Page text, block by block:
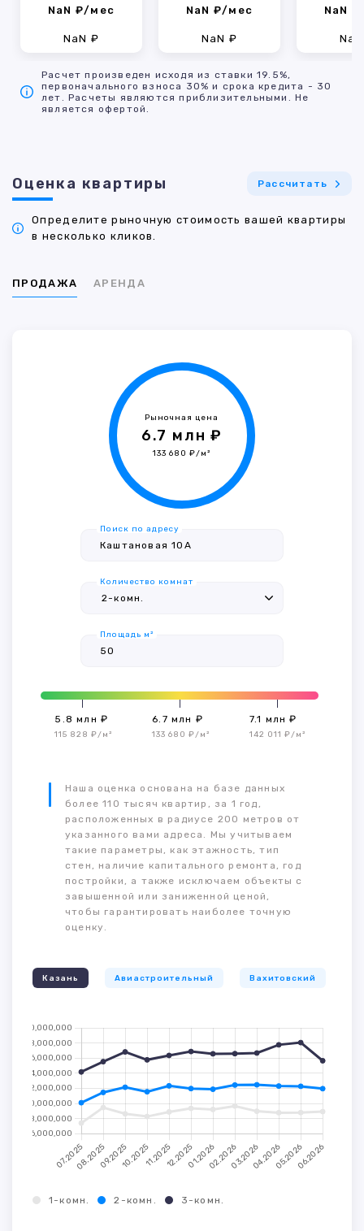
NaN ₽/мес
NaN ₽
NaN ₽/мес
NaN ₽
NaN
Расчет произведен исходя из ставки 19.5%,
первоначального взноса 30% и срока кредита - 30
лет. Расчеты являются приблизительными. Не
является офертой.
Оценка квартиры Рассчитать
Определите рыночную стоимость вашей квартиры
в несколько кликов.
ПРОДАЖА АРЕНДА
Рыночная цена
6.7 млн ₽
133 680 ₽/м²
Поиск по адресу
Количество комнат
Площадь м²
5.8 млн ₽
115 828 ₽/м²
6.7 млн ₽
133 680 ₽/м²
7.1 млн ₽
142 011 ₽/м²
Наша оценка основана на базе данных
более 110 тысяч квартир, за 1 год,
расположенных в радиусе 200 метров от
указанного вами адреса. Мы учитываем
такие параметры, как этажность, тип
стен, наличие капитального ремонта, год
постройки, а также исключаем объекты с
завышенной или заниженной ценой,
чтобы гарантировать наиболее точную
оценку.
Казань Авиастроительный Вахитовский
1-комн. 2-комн. 3-комн.